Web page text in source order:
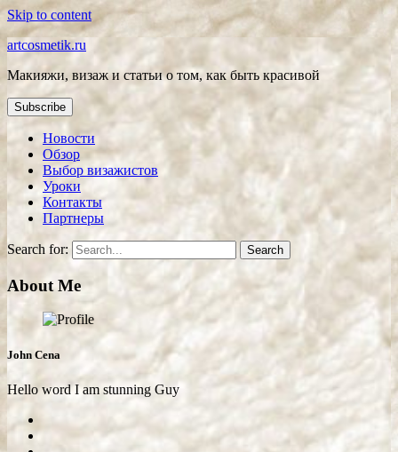
Skip to content
artcosmetik.ru
Макияжи, визаж и статьи о том, как быть красивой
Subscribe
Новости
Обзор
Выбор визажистов
Уроки
Контакты
Партнеры
Search for:
About Me
John Cena
Hello word I am stunning Guy